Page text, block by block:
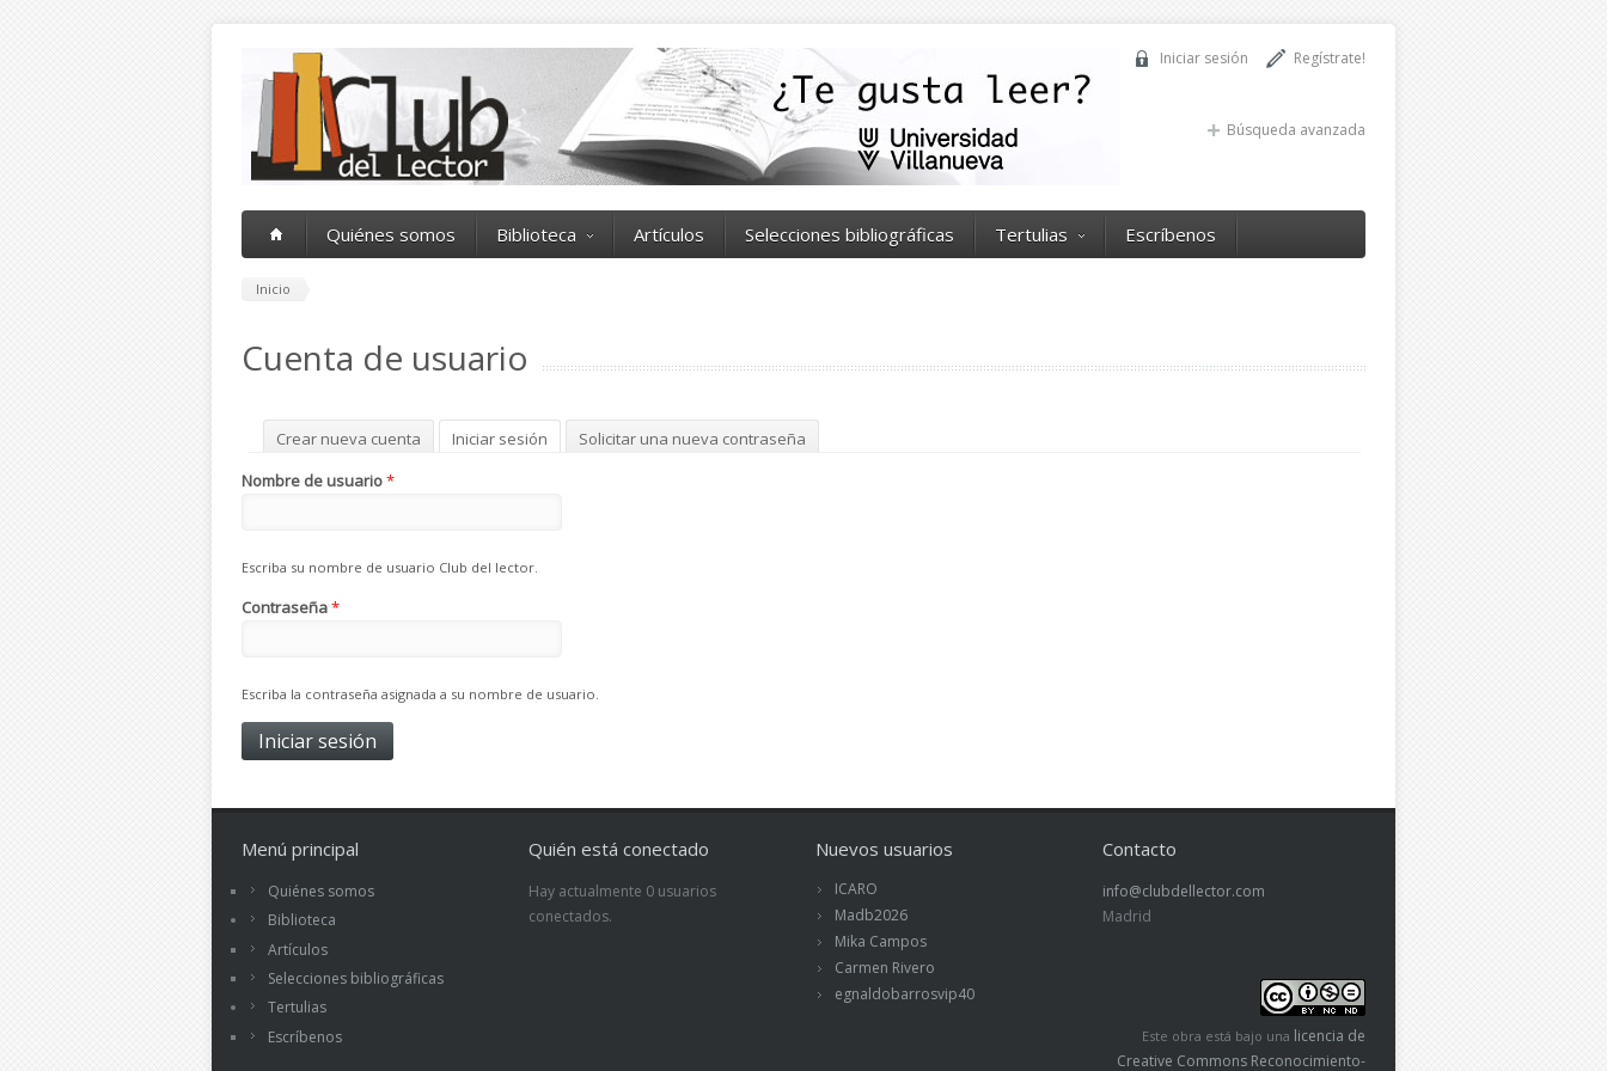
Regístrate!
Iniciar sesión
Búsqueda avanzada
Quiénes somos Biblioteca Artículos Selecciones bibliográficas Tertulias Escríbenos
Inicio
Cuenta de usuario
Solapas principales
Crear nueva cuenta Iniciar sesión (solapa activa)
Solicitar una nueva contraseña
Nombre de usuario*
Escriba su nombre de usuario Club del lector.
Contraseña*
Escriba la contraseña asignada a su nombre de usuario.
Menú principal
Quiénes somos
Biblioteca
Artículos
Selecciones bibliográficas
Tertulias
Escríbenos
Quién está conectado
Hay actualmente 0 usuarios
conectados.
Nuevos usuarios
ICARO
Madb2026
Mika Campos
Carmen Rivero
egnaldobarrosvip40
Contacto
info@clubdellector.com
Madrid
Este obra está bajo una licencia de
Creative Commons Reconocimiento-